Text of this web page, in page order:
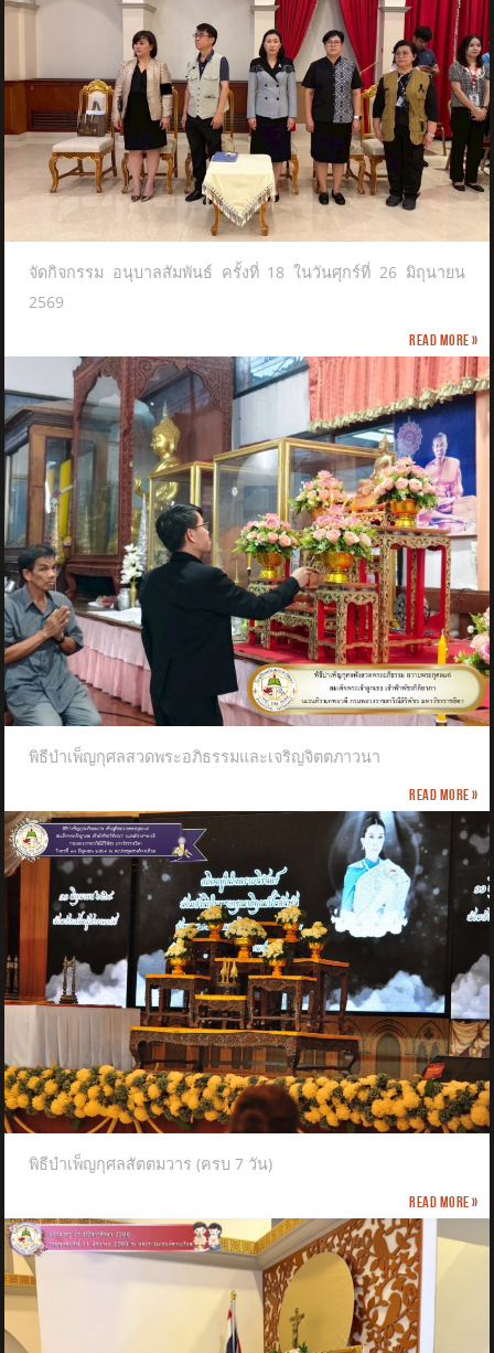
จัดกิจกรรม อนุบาลสัมพันธ์ ครั้งที่ 18 ในวันศุกร์ที่ 26 มิถุนายน
2569
Read more »
พิธีบำเพ็ญกุศลสวดพระอภิธรรมและเจริญจิตตภาวนา
Read more »
พิธีบำเพ็ญกุศลสัตตมวาร (ครบ 7 วัน)
Read more »